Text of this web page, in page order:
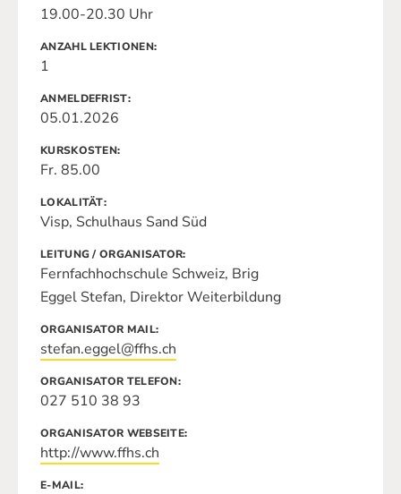
19.00-20.30 Uhr
ANZAHL LEKTIONEN
1
ANMELDEFRIST
05.01.2026
KURSKOSTEN
Fr. 85.00
LOKALITÄT
Visp, Schulhaus Sand Süd
LEITUNG / ORGANISATOR
Fernfachhochschule Schweiz, Brig
Eggel Stefan, Direktor Weiterbildung
ORGANISATOR MAIL
stefan.eggel@ffhs.ch
ORGANISATOR TELEFON
027 510 38 93
ORGANISATOR WEBSEITE
http://www.ffhs.ch
E-MAIL